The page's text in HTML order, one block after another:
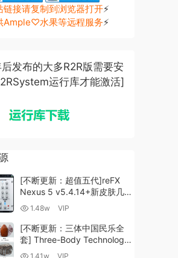
链接请复制到浏览器打开⚡
Ample♡水果等远程服务⚡
发布的大多R2R版需要安
运行库才能激活]
[不断更新：超值五代]reFX
Nexus 5 v5.4.14+新皮肤几十
套+原厂+全套扩展+教程
1.48w VIP
[不断更新：三体中国民乐全
套] Three-Body Technology-
R2R [WiN, MacOSX]
1.41w VIP